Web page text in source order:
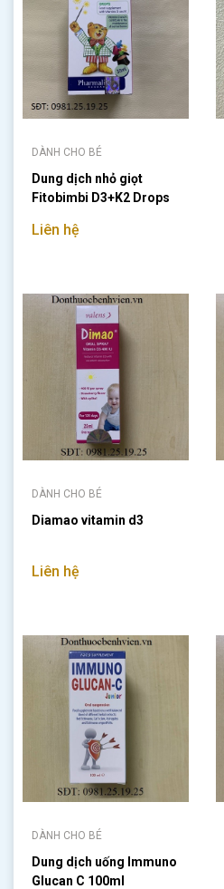
DÀNH CHO BÉ
Dung dịch nhỏ giọt
Fitobimbi D3+K2 Drops
Liên hệ
DÀNH CHO BÉ
Diamao vitamin d3
Liên hệ
DÀNH CHO BÉ
Dung dịch uống Immuno
Glucan C 100ml